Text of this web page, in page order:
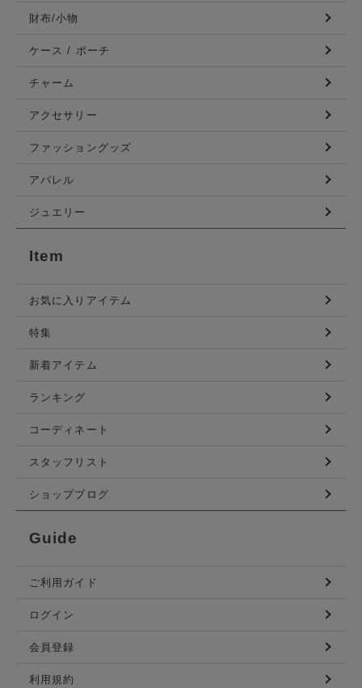
財布/小物
ケース / ポーチ
チャーム
アクセサリー
ファッショングッズ
アパレル
ジュエリー
Item
お気に入りアイテム
特集
新着アイテム
ランキング
コーディネート
スタッフリスト
ショップブログ
Guide
ご利用ガイド
ログイン
会員登録
利用規約